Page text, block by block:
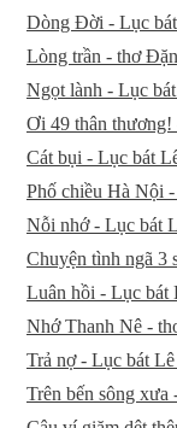
Dòng Đời - Lục
Lòng trần - thơ
Ngọt lành - Lục
Ơi 49 thân
Cát bụi - Lục bát
Phố chiều Hà Nội
Nỗi nhớ - Lục bát
Chuyện tình ngã 3
Luân hồi - Lục
Nhớ Thanh Nê -
Trả nợ - Lục bát
Trên bến sông